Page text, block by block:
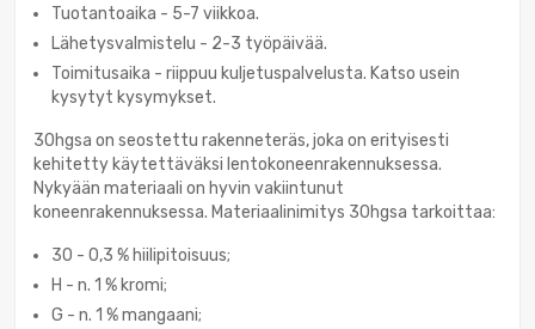
Tuotantoaika - 5-7 viikkoa.
Lähetysvalmistelu - 2-3 työpäivää.
Toimitusaika - riippuu kuljetuspalvelusta. Katso usein
kysytyt kysymykset.
30hgsa on seostettu rakenneteräs, joka on erityisesti
kehitetty käytettäväksi lentokoneenrakennuksessa.
Nykyään materiaali on hyvin vakiintunut
koneenrakennuksessa. Materiaalinimitys 30hgsa tarkoittaa:
30 - 0,3 % hiilipitoisuus;
H - n. 1 % kromi;
G - n. 1 % mangaani;